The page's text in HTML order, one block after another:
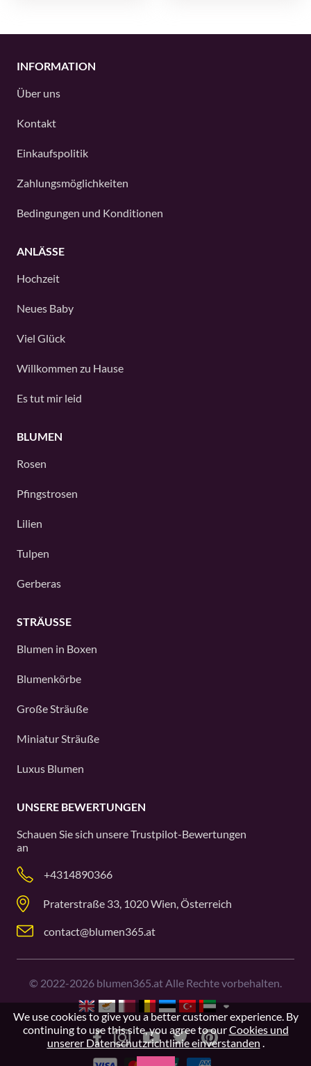
INFORMATION
Über uns
Kontakt
Einkaufspolitik
Zahlungsmöglichkeiten
Bedingungen und Konditionen
ANLÄSSE
Hochzeit
Neues Baby
Viel Glück
Willkommen zu Hause
Es tut mir leid
BLUMEN
Rosen
Pfingstrosen
Lilien
Tulpen
Gerberas
STRÄUSSE
Blumen in Boxen
Blumenkörbe
Große Sträuße
Miniatur Sträuße
Luxus Blumen
UNSERE BEWERTUNGEN
Schauen Sie sich unsereTrustpilot-Bewertungen
an
+4314890366
Praterstraße 33, 1020 Wien, Österreich
contact@blumen365.at
© 2022-2026 blumen365.at Alle Rechte vorbehalten.
We use cookies to give you a better customer experience. By
continuing to use this site, you agree to ourCookies und
unserer Datenschutzrichtlinie einverstanden .